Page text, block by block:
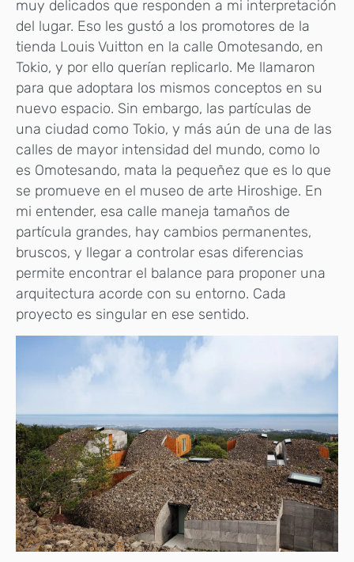
muy delicados que responden a mi interpretación
del lugar. Eso les gustó a los promotores de la
tienda Louis Vuitton en la calle Omotesando, en
Tokio, y por ello querían replicarlo. Me llamaron
para que adoptara los mismos conceptos en su
nuevo espacio. Sin embargo, las partículas de
una ciudad como Tokio, y más aún de una de las
calles de mayor intensidad del mundo, como lo
es Omotesando, mata la pequeñez que es lo que
se promueve en el museo de arte Hiroshige. En
mi entender, esa calle maneja tamaños de
partícula grandes, hay cambios permanentes,
bruscos, y llegar a controlar esas diferencias
permite encontrar el balance para proponer una
arquitectura acorde con su entorno. Cada
proyecto es singular en ese sentido.